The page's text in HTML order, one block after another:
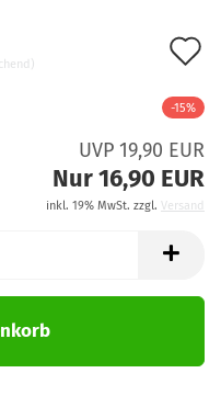
-15%
UVP 19,90 EUR
Nur 16,90 EUR
inkl. 19% MwSt. zzgl. Versand